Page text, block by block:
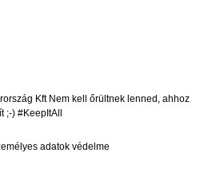
Kft Nem kell őrültnek lenned, ahhoz
;-) #KeepItAll
adatok védelme